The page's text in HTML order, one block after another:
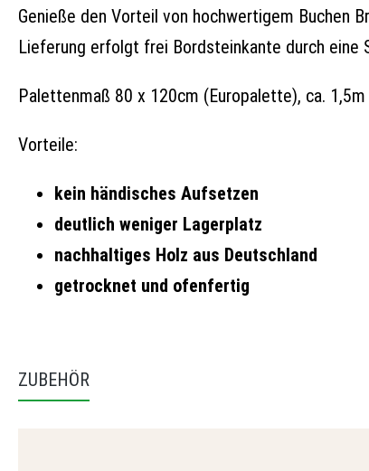
Genieße den Vorteil von hochwertigem Buchen
Lieferung erfolgt frei Bordsteinkante durch eine
Palettenmaß 80 x 120cm (Europalette), ca. 1,5m
Vorteile:
kein händisches Aufsetzen
deutlich weniger Lagerplatz
nachhaltiges Holz aus Deutschland
getrocknet und ofenfertig
ZUBEHÖR